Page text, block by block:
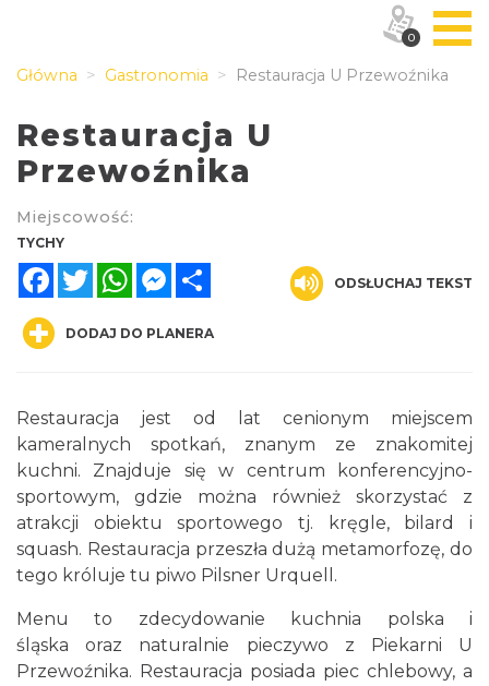
Główna Gastronomia Restauracja U Przewoźnika
Restauracja U
Przewoźnika
Miejscowość:
TYCHY
FacebookTwitterWhatsAppMessenger
ODSŁUCHAJ TEKST
DODAJ DO PLANERA
Restauracja jest od lat cenionym miejscem
kameralnych spotkań, znanym ze znakomitej
kuchni. Znajduje się w centrum konferencyjno-
sportowym, gdzie można również skorzystać z
atrakcji obiektu sportowego tj. kręgle, bilard i
squash. Restauracja przeszła dużą metamorfozę, do
tego króluje tu piwo Pilsner Urquell.
Menu to zdecydowanie kuchnia polska i
śląska oraz naturalnie pieczywo z Piekarni U
Przewoźnika. Restauracja posiada piec chlebowy, a
0